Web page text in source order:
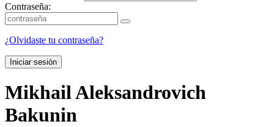
Contraseña:
¿Olvidaste tu contraseña?
Iniciar sesión
Mikhail Aleksandrovich
Bakunin